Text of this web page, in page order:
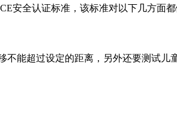
安全认证标准，该标准对以下几方面都
能超过设定的距离，另外还要测试儿